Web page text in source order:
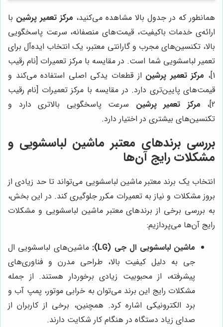
همانطور که در جدول بالا مشاهده می‌کنید، مرکز تعمیر پرشین با
ارائه‌ی خدمات باکیفیت، قیمت‌های منصفانه، سرعت پاسخگویی
بالا، تکنسین‌های مجرب و گارانتی معتبر، یک انتخاب ایده‌آل برای
تعمیر لباسشویی شما است. در مقایسه با مرکز تعمیرات [نام رقیب
1]،
مرکز تعمیر پرشین از قطعات یدکی اصلی استفاده می‌کند و
قیمت‌های پایین‌تری دارد. در مقایسه با مرکز تعمیرات [نام رقیب
2]،
مرکز تعمیر پرشین سرعت پاسخگویی بالاتری دارد و
تکنسین‌های بیشتری در اختیار دارد.
بررسی برندهای معتبر ماشین لباسشویی و
مشکلات رایج آن‌ها
انتخاب یک برند معتبر ماشین لباسشویی می‌تواند تا حد زیادی از
بروز مشکلات و نیاز به تعمیرات مکرر جلوگیری کند. در این بخش،
به بررسی برخی از برندهای معتبر ماشین لباسشویی و مشکلات
رایج آن‌ها می‌پردازیم:
ماشین لباسشویی ال جی (LG):
ماشین‌های لباسشویی ال
جی به دلیل کیفیت بالا، طراحی مدرن و فناوری‌های
پیشرفته، از محبوبیت زیادی برخوردار هستند. از جمله
مشکلات رایج این برند می‌توان به خرابی موتور، پمپ آب و
برد الکترونیکی اشاره کرد. همچنین، برخی از کاربران از
صدای زیاد دستگاه در هنگام کار شکایت دارند.